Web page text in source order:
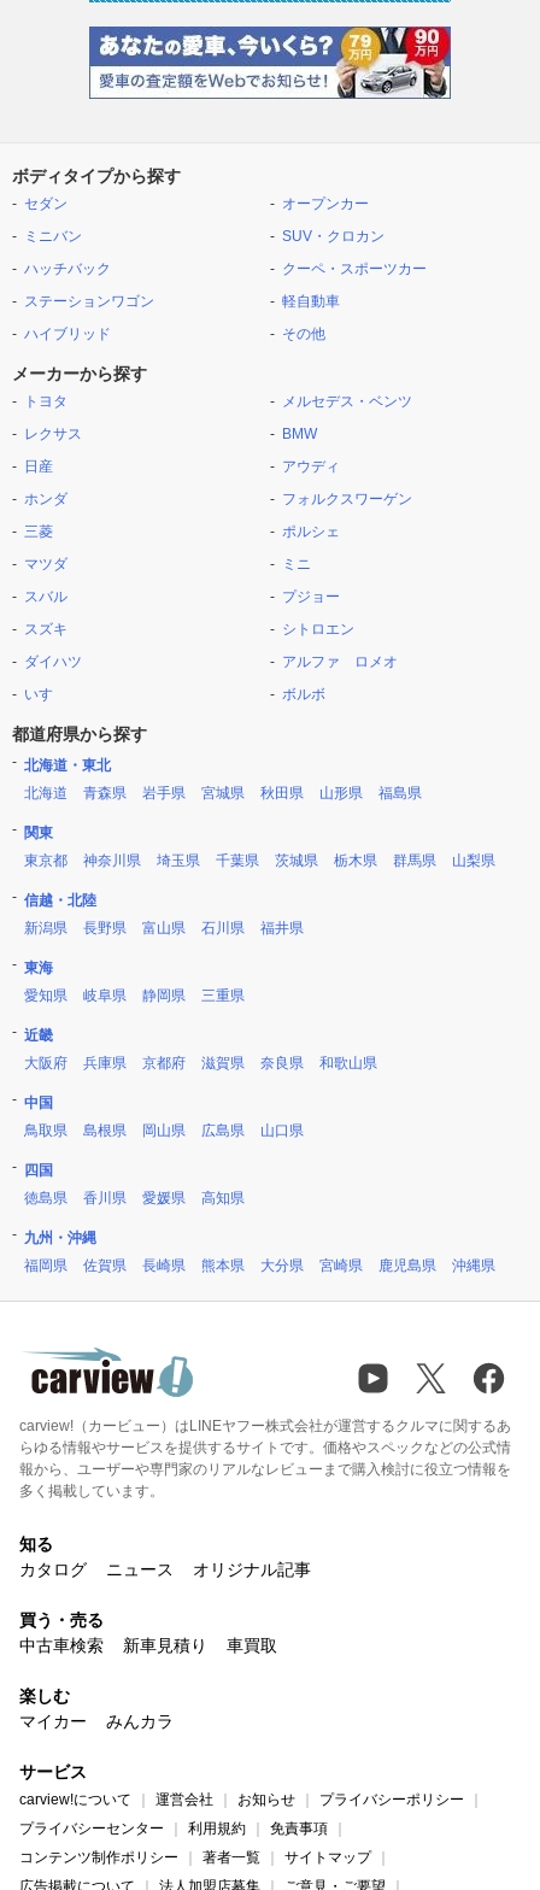
ボディタイプから探す
セダン
ミニバン
ハッチバック
ステーションワゴン
ハイブリッド
オープンカー
SUV・クロカン
クーペ・スポーツカー
軽自動車
その他
メーカーから探す
トヨタ
レクサス
日産
ホンダ
三菱
マツダ
スバル
スズキ
ダイハツ
いすゞ
メルセデス・ベンツ
BMW
アウディ
フォルクスワーゲン
ポルシェ
ミニ
プジョー
シトロエン
アルファ ロメオ
ボルボ
都道府県から探す
北海道・東北
北海道
青森県 岩手県 宮城県 秋田県 山形県 福島県
関東
東京都
神奈川県 埼玉県 千葉県 茨城県 栃木県 群馬県 山梨県
信越・北陸
新潟県
長野県 富山県 石川県 福井県
東海
愛知県
岐阜県 静岡県 三重県
近畿
大阪府
兵庫県 京都府 滋賀県 奈良県 和歌山県
中国
鳥取県
島根県 岡山県 広島県 山口県
四国
徳島県
香川県 愛媛県 高知県
九州・沖縄
福岡県
佐賀県 長崎県 熊本県 大分県 宮崎県 鹿児島県 沖縄県
carview!（カービュー）はLINEヤフー株式会社が運営するクルマに関するあ
らゆる情報やサービスを提供するサイトです。価格やスペックなどの公式情
報から、ユーザーや専門家のリアルなレビューまで購入検討に役立つ情報を
多く掲載しています。
知る
カタログ
ニュース オリジナル記事
買う・売る
中古車検索
新車見積り 車買取
楽しむ
マイカー
みんカラ
サービス
carview!について 運営会社 お知らせ
プライバシーポリシー
プライバシーセンター
利用規約
免責事項
コンテンツ制作ポリシー
著者一覧
サイトマップ
広告掲載について
法人加盟店募集 ご意見・ご要望